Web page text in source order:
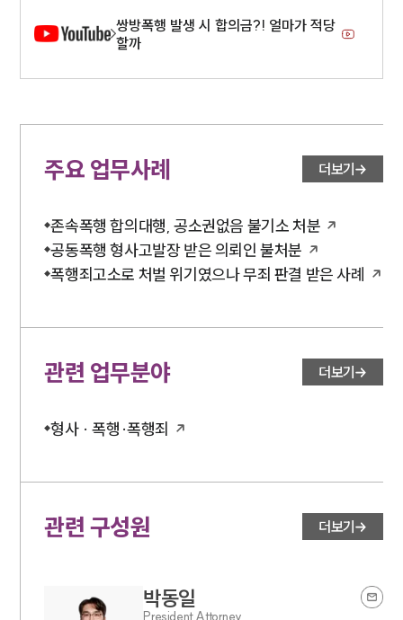
쌍방폭행 발생 시 합의금?! 얼마가 적당
할까
주요 업무사례 더보기
존속폭행 합의대행, 공소권없음 불기소 처분
공동폭행 형사고발장 받은 의뢰인 불처분
폭행죄고소로 처벌 위기였으나 무죄 판결 받은 사례
관련 업무분야 더보기
형사 · 폭행·폭행죄
관련 구성원 더보기
박동일
President Attorney